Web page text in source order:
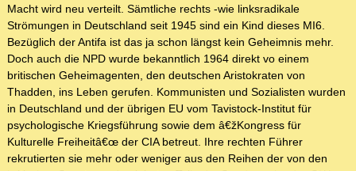
Macht wird neu verteilt. Sämtliche rechts -wie linksradikale
Strömungen in Deutschland seit 1945 sind ein Kind dieses MI6.
Bezüglich der Antifa ist das ja schon längst kein Geheimnis mehr.
Doch auch die NPD wurde bekanntlich 1964 direkt vo einem
britischen Geheimagenten, den deutschen Aristokraten von
Thadden, ins Leben gerufen. Kommunisten und Sozialisten wurden
in Deutschland und der übrigen EU vom Tavistock-Institut für
psychologische Kriegsführung sowie dem â€žKongress für
Kulturelle Freiheitâ€œ der CIA betreut. Ihre rechten Führer
rekrutierten sie mehr oder weniger aus den Reihen der von den